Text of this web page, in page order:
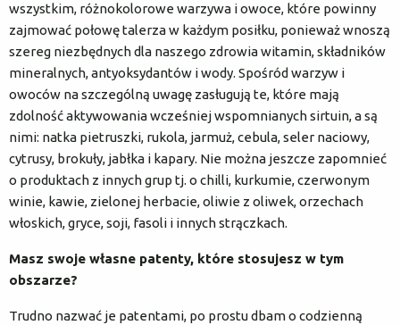
wszystkim, różnokolorowe warzywa i owoce, które powinny
zajmować połowę talerza w każdym posiłku, ponieważ wnoszą
szereg niezbędnych dla naszego zdrowia witamin, składników
mineralnych, antyoksydantów i wody. Spośród warzyw i
owoców na szczególną uwagę zasługują te, które mają
zdolność aktywowania wcześniej wspomnianych sirtuin, a są
nimi: natka pietruszki, rukola, jarmuż, cebula, seler naciowy,
cytrusy, brokuły, jabłka i kapary. Nie można jeszcze zapomnieć
o produktach z innych grup tj. o chilli, kurkumie, czerwonym
winie, kawie, zielonej herbacie, oliwie z oliwek, orzechach
włoskich, gryce, soji, fasoli i innych strączkach.
Masz swoje własne patenty, które stosujesz w tym
obszarze?
Trudno nazwać je patentami, po prostu dbam o codzienną